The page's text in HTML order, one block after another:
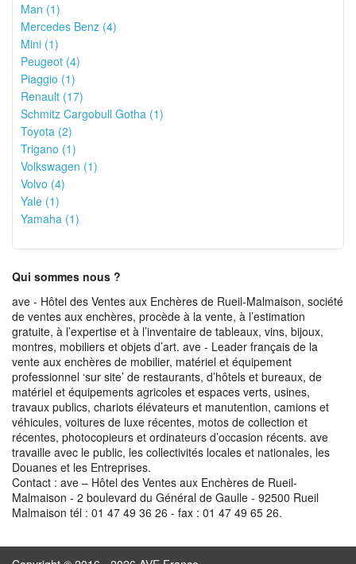
Man (1)
Mercedes Benz (4)
Mini (1)
Peugeot (4)
Piaggio (1)
Renault (17)
Schmitz Cargobull Gotha (1)
Toyota (2)
Trigano (1)
Volkswagen (1)
Volvo (4)
Yale (1)
Yamaha (1)
Qui sommes nous ?
ave - Hôtel des Ventes aux Enchères de Rueil-Malmaison, société
de ventes aux enchères, procède à la vente, à l’estimation
gratuite, à l’expertise et à l’inventaire de tableaux, vins, bijoux,
montres, mobiliers et objets d’art. ave - Leader français de la
vente aux enchères de mobilier, matériel et équipement
professionnel ‘sur site’ de restaurants, d’hôtels et bureaux, de
matériel et équipements agricoles et espaces verts, usines,
travaux publics, chariots élévateurs et manutention, camions et
véhicules, voitures de luxe récentes, motos de collection et
récentes, photocopieurs et ordinateurs d’occasion récents. ave
travaille avec le public, les collectivités locales et nationales, les
Douanes et les Entreprises.
Contact : ave – Hôtel des Ventes aux Enchères de Rueil-
Malmaison - 2 boulevard du Général de Gaulle - 92500 Rueil
Malmaison tél : 01 47 49 36 26 - fax : 01 47 49 65 26.